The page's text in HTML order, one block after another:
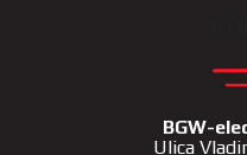
BGW-
Ulica